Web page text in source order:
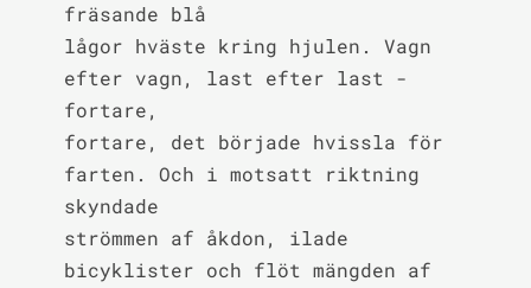
fräsande blå
lågor hväste kring hjulen. Vagn
efter vagn, last efter last -
fortare,
fortare, det började hvissla för
farten. Och i motsatt riktning
skyndade
strömmen af åkdon, ilade
bicyklister och flöt mängden af